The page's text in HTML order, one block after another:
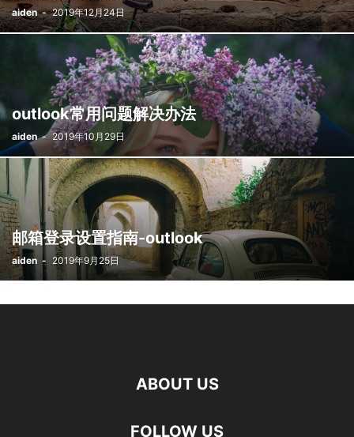
aiden - 2019年12月24日
outlook常用问题解决办法
aiden - 2019年10月29日
邮箱登录设置指南-outlook
aiden - 2019年9月25日
ABOUT US
FOLLOW US